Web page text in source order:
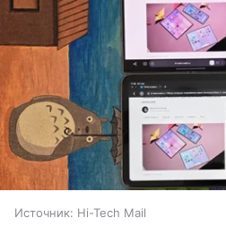
Источник: Hi-Tech Mail